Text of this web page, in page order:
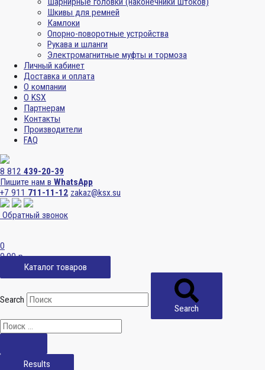
Шкивы для ремней
Камлоки
Опорно-поворотные устройства
Рукава и шланги
Электромагнитные муфты и тормоза
Личный кабинет
Доставка и оплата
О компании
О KSX
Партнерам
Контакты
Производители
FAQ
8 812 439-20-39
Пишите нам в WhatsApp
+7 911 711-11-12 zakaz@ksx.su
Обратный звонок
0
0,00р.
Каталог товаров
Search
Search
Results